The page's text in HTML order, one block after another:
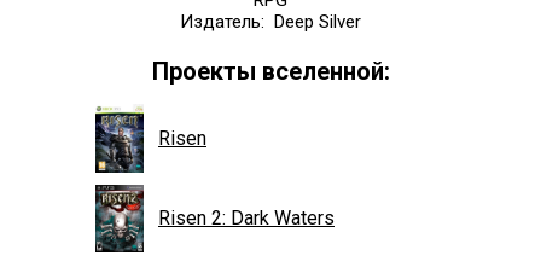
Издатель: Deep Silver
Проекты вселенной:
Risen
Risen 2: Dark Waters